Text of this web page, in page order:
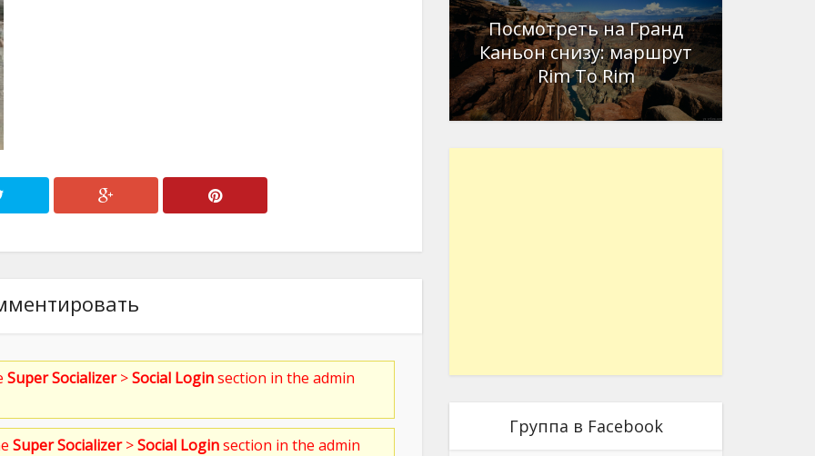
Super Socializer>Social Loginsection in the admin
Super Socializer>Social Loginsection in the admin
Посмотреть на Гранд
Каньон снизу: маршрут
Rim To Rim
Группа в Facebook